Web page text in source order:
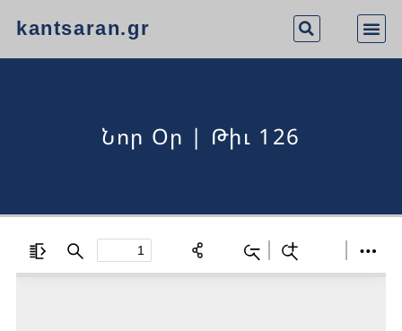
kantsaran.gr
Նոր Օր | Թիւ 126